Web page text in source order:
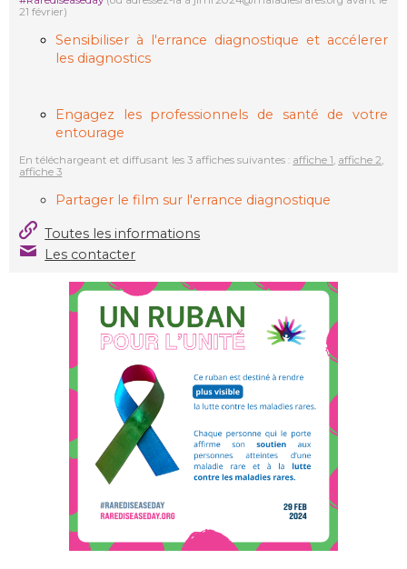
21 février)
Sensibiliser à l'errance diagnostique et accélerer
les diagnostics
Engagez les professionnels de santé de votre
entourage
En téléchargeant et diffusant les 3 affiches suivantes : affiche 1, affiche 2,
affiche 3
Partager le film sur l'errance diagnostique
Toutes les informations
Les contacter